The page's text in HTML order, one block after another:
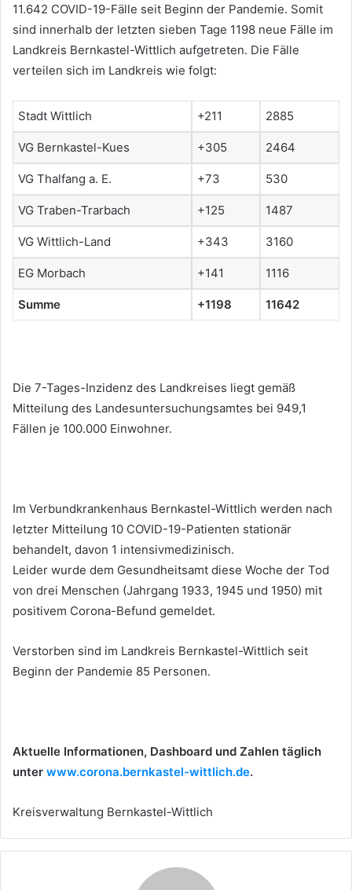
11.642 COVID-19-Fälle seit Beginn der Pandemie. Somit
sind innerhalb der letzten sieben Tage 1198 neue Fälle im
Landkreis Bernkastel-Wittlich aufgetreten. Die Fälle
verteilen sich im Landkreis wie folgt:
Stadt Wittlich +211 2885
VG Bernkastel-Kues +305 2464
VG Thalfang a. E. +73 530
VG Traben-Trarbach +125 1487
VG Wittlich-Land +343 3160
EG Morbach +141 1116
Summe +1198 11642
Die 7-Tages-Inzidenz des Landkreises liegt gemäß
Mitteilung des Landesuntersuchungsamtes bei 949,1
Fällen je 100.000 Einwohner.
Im Verbundkrankenhaus Bernkastel-Wittlich werden nach
letzter Mitteilung 10 COVID-19-Patienten stationär
behandelt, davon 1 intensivmedizinisch.
Leider wurde dem Gesundheitsamt diese Woche der Tod
von drei Menschen (Jahrgang 1933, 1945 und 1950) mit
positivem Corona-Befund gemeldet.
Verstorben sind im Landkreis Bernkastel-Wittlich seit
Beginn der Pandemie 85 Personen.
Aktuelle Informationen, Dashboard und Zahlen täglich
unter www.corona.bernkastel-wittlich.de.
Kreisverwaltung Bernkastel-Wittlich